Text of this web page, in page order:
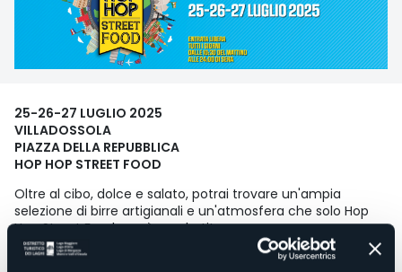
25-26-27 LUGLIO 2025
VILLADOSSOLA
PIAZZA DELLA REPUBBLICA
HOP HOP STREET FOOD
Oltre al cibo, dolce e salato, potrai trovare un'ampia
selezione di birre artigianali e un'atmosfera che solo Hop
Hop Street Food saprà regalarti!
TUTTI I GIORNI INIZIO ORE 10.30 DEL MATTINO - FINE ORE 24.00
DELLA SERA